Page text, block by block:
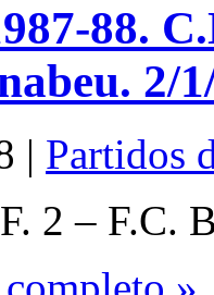
88.
2/
| Partidos
2 – F.C.